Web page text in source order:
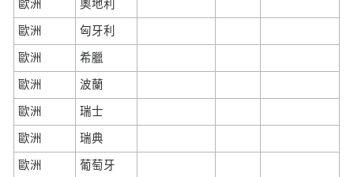
歐洲 奧地利
歐洲 匈牙利
歐洲 希臘
歐洲 波蘭
歐洲 瑞士
歐洲 瑞典
歐洲 葡萄牙